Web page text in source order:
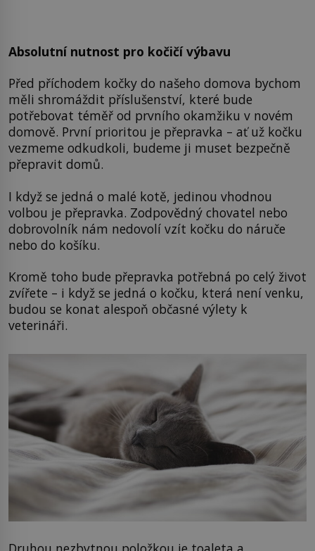
Absolutní nutnost pro kočičí výbavu
Před příchodem kočky do našeho domova bychom
měli shromáždit příslušenství, které bude
potřebovat téměř od prvního okamžiku v novém
domově. První prioritou je přepravka – ať už kočku
vezmeme odkudkoli, budeme ji muset bezpečně
přepravit domů.
I když se jedná o malé kotě, jedinou vhodnou
volbou je přepravka. Zodpovědný chovatel nebo
dobrovolník nám nedovolí vzít kočku do náruče
nebo do košíku.
Kromě toho bude přepravka potřebná po celý život
zvířete – i když se jedná o kočku, která není venku,
budou se konat alespoň občasné výlety k
veterináři.